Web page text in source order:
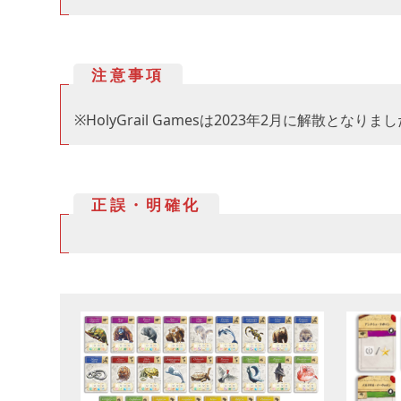
注意事項
※HolyGrail Gamesは2023年2月に解散となりまし
正誤・明確化